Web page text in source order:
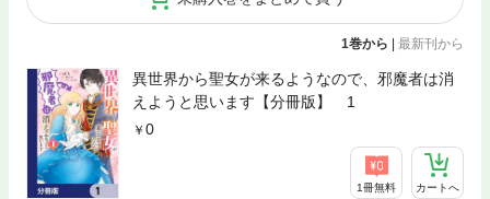
1巻から | 最新刊から
異世界から聖女が来るようなので、邪魔者は消
えようと思います【分冊版】 1
0
1冊無料 カートへ